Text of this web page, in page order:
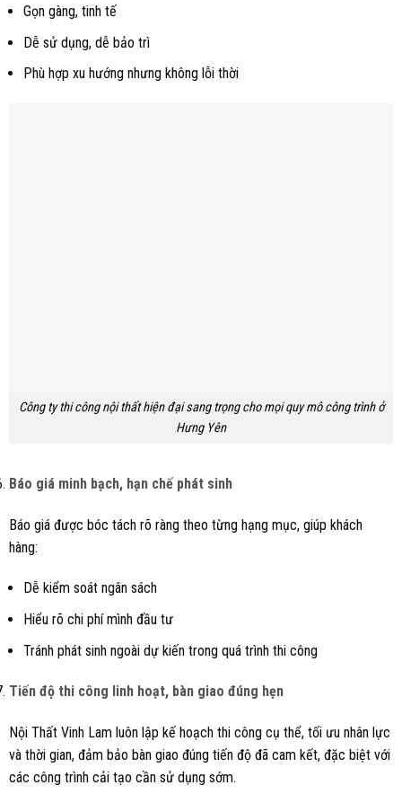
Gọn gàng, tinh tế
Dễ sử dụng, dễ bảo trì
Phù hợp xu hướng nhưng không lỗi thời
Công ty thi công nội thất hiện đại sang trọng cho mọi quy mô công trình ở
Hưng Yên
Báo giá minh bạch, hạn chế phát sinh
Báo giá được bóc tách rõ ràng theo từng hạng mục, giúp khách
hàng:
Dễ kiểm soát ngân sách
Hiểu rõ chi phí mình đầu tư
Tránh phát sinh ngoài dự kiến trong quá trình thi công
Tiến độ thi công linh hoạt, bàn giao đúng hẹn
Nội Thất Vinh Lam luôn lập kế hoạch thi công cụ thể, tối ưu nhân lực
và thời gian, đảm bảo bàn giao đúng tiến độ đã cam kết, đặc biệt với
các công trình cải tạo cần sử dụng sớm.